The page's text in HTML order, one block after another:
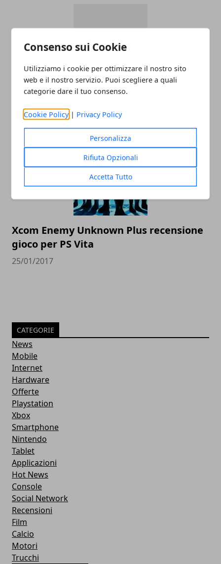
Consenso sui Cookie
Utilizziamo i cookie per ottimizzare il nostro sito
web e il nostro servizio. Puoi scegliere a quali
categorie dare il tuo consenso.
Cookie Policy | Privacy Policy
Personalizza
Rifiuta Opzionali
Accetta Tutto
Battleborn aggiornamento con tante
novità
26/01/2017
Xcom Enemy Unknown Plus recensione
gioco per PS Vita
25/01/2017
CATEGORIE
News
Mobile
Internet
Hardware
Offerte
Playstation
Xbox
Smartphone
Nintendo
Tablet
Applicazioni
Hot News
Console
Social Network
Recensioni
Film
Calcio
Motori
Trucchi